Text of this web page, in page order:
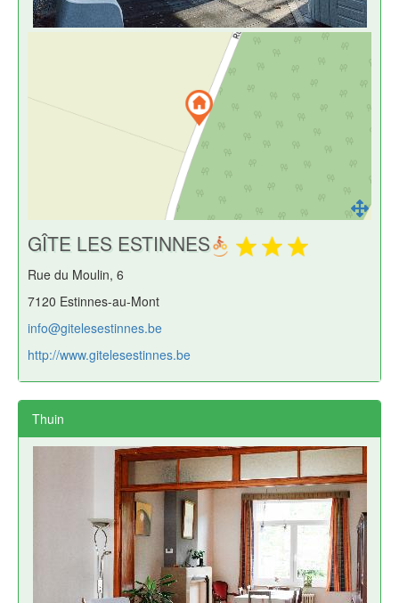
GÎTE LES ESTINNES
Rue du Moulin, 6
7120 Estinnes-au-Mont
info@gitelesestinnes.be
http://www.gitelesestinnes.be
Thuin